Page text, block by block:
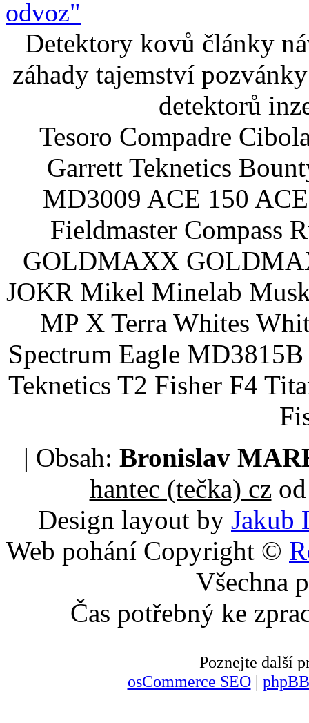
odvoz"
Detektory kovů články
záhady tajemství
detektorů
Tesoro Compadre
Garrett Teknetics
MD3009 ACE 150
Fieldmaster Compass
GOLDMAXX
JOKR Mikel Minelab
MP X Terra Whites
Spectrum Eagle
Teknetics T2 Fisher F4
| Obsah: Bronislav
hantec (tečka) czod
Design layout by Jakub
Web pohání Copyright ©
Všechna
Čas potřebný ke
Poznejte další
osCommerce SEO|